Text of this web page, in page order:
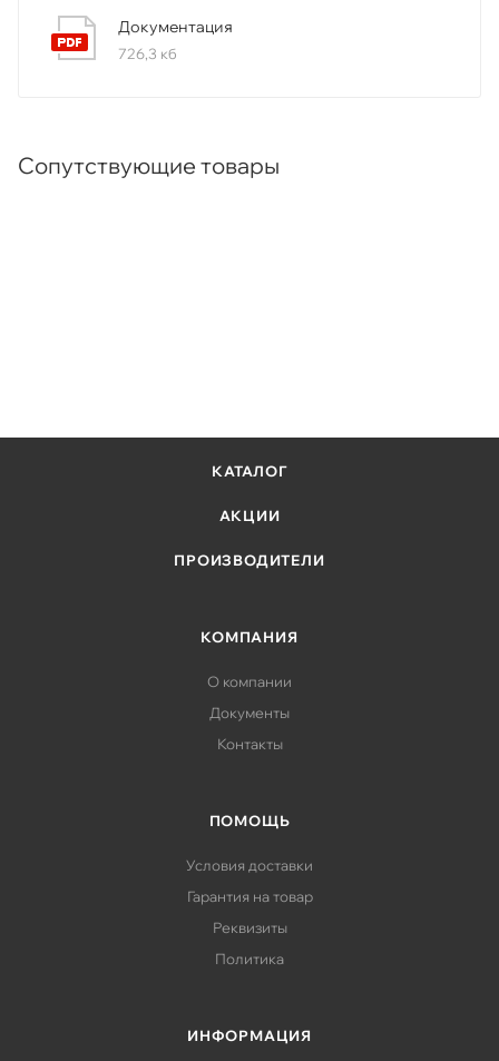
Документация
726,3 кб
Сопутствующие товары
КАТАЛОГ
АКЦИИ
ПРОИЗВОДИТЕЛИ
КОМПАНИЯ
О компании
Документы
Контакты
ПОМОЩЬ
Условия доставки
Гарантия на товар
Реквизиты
Политика
ИНФОРМАЦИЯ